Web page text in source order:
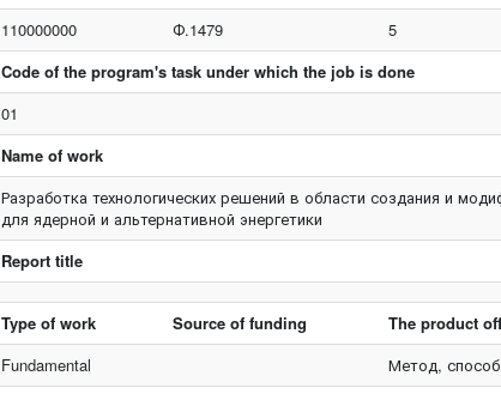
110000000
Ф.1479
5
Code of the program's task under which the job is done
01
Name of work
Разработка технологических решений в области создания и
для ядерной и альтернативной энергетики
Report title
Type of work Source of funding
The product
Fundamental
Метод, способ